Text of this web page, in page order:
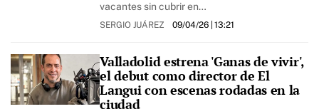
vacantes sin cubrir en…
SERGIO JUÁREZ 09/04/26| 13:21
Valladolid estrena 'Ganas de vivir',
el debut como director de El
Langui con escenas rodadas en la
ciudad